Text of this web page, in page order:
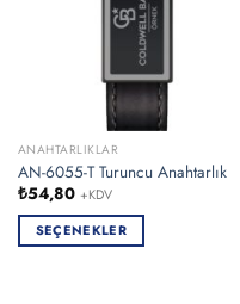
ANAHTARLIKLAR
AN-6055-T Turuncu Anahtarlık
₺54,80 +KDV
SEÇENEKLER